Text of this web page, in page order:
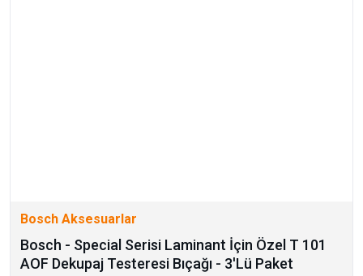
Bosch Aksesuarlar
Bosch - Special Serisi Laminant İçin Özel T 101
AOF Dekupaj Testeresi Bıçağı - 3'Lü Paket